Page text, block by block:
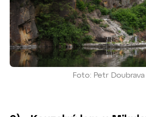
Foto: Petr Doubrava